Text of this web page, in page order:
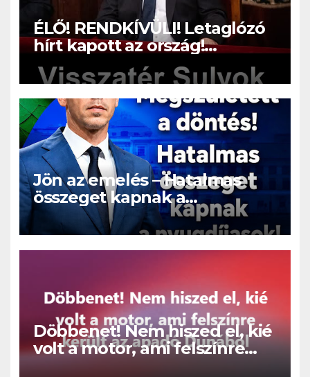
ÉLŐ! RENDKÍVÜLI! Letaglózó
hírt kapott az ország!
Visszatérhet Sulyok Tamás!? –
ERRE senki nem volt
felkészülve:
Jön az emelés – Hatalmas
összeget kapnak a
nyugdíjasok!
Döbbenet! Nem hiszed el, kié
volt a motor, ami felszínre
került az apadó Dunából